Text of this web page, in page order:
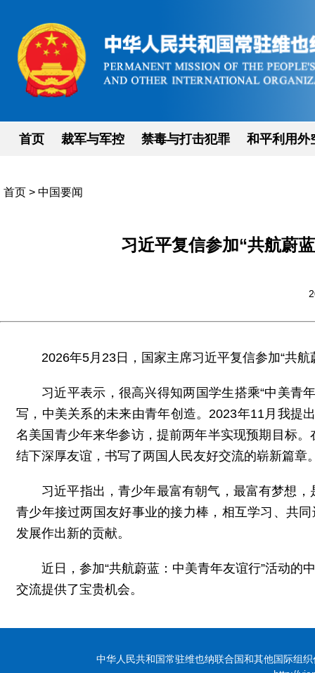
首页 裁军与军控 禁毒与打击犯罪 和平利用外
首页 > 中国要闻
习近平复信参加“共航蔚
2026年5月23日，国家主席习近平复信参加“共
习近平表示，很高兴得知两国学生搭乘“中美青
写，中美关系的未来由青年创造。2023年11月我提
名美国青少年来华参访，提前两年半实现预期目标
结下深厚友谊，书写了两国人民友好交流的崭新篇章
习近平指出，青少年最富有朝气，最富有梦想
青少年接过两国友好事业的接力棒，相互学习、共
发展作出新的贡献。
近日，参加“共航蔚蓝：中美青年友谊行”活动的
交流提供了宝贵机会。
中华人民共和国常驻维也纳联合国和其他国际组